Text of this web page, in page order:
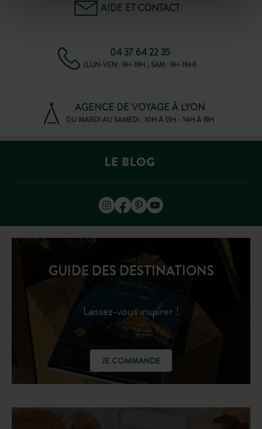
AIDE ET CONTACT
04 37 64 22 35
(LUN-VEN : 9H-19H ; SAM : 9H-18H)
AGENCE DE VOYAGE À LYON
DU MARDI AU SAMEDI : 10H À 13H - 14H À 19H
GUIDE DES DESTINATIONS
Laissez-vous inspirer !
JE COMMANDE